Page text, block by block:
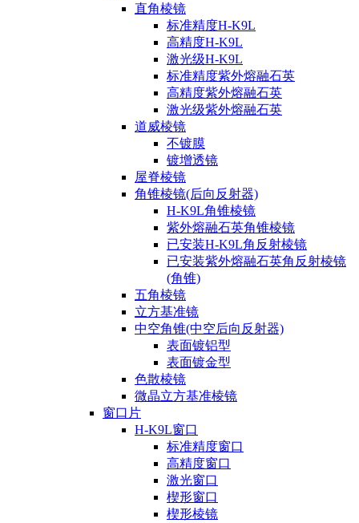
直角棱镜
标准精度H-K9L
高精度H-K9L
激光级H-K9L
标准精度紫外熔融石英
高精度紫外熔融石英
激光级紫外熔融石英
道威棱镜
不镀膜
镀增透镜
屋脊棱镜
角锥棱镜(后向反射器)
H-K9L角锥棱镜
紫外熔融石英角锥棱镜
已安装H-K9L角反射棱镜
已安装紫外熔融石英角反射棱镜
(角锥)
五角棱镜
立方基准镜
中空角锥(中空后向反射器)
表面镀铝型
表面镀金型
色散棱镜
微晶立方基准棱镜
窗口片
H-K9L窗口
标准精度窗口
高精度窗口
激光窗口
楔形窗口
楔形棱镜